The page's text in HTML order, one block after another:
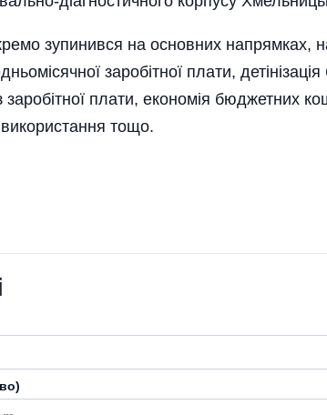
зупинився на основних напрямках,
заробітної плати,
заробітної плати, економія бюджетних
тощо.